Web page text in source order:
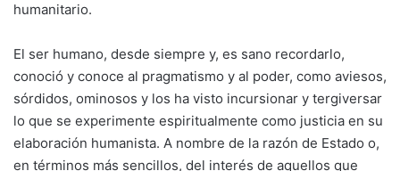
humanitario.
El ser humano, desde siempre y, es sano recordarlo,
conoció y conoce al pragmatismo y al poder, como aviesos,
sórdidos, ominosos y los ha visto incursionar y tergiversar
lo que se experimente espiritualmente como justicia en su
elaboración humanista. A nombre de la razón de Estado o,
en términos más sencillos, del interés de aquellos que